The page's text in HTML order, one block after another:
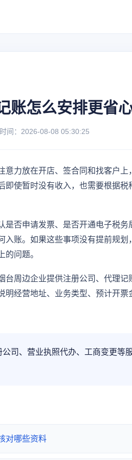
账怎么安排更省心
间：2026-08-08 05:30:25
力放在开店、签合同和找客户上
即使暂时没有收入，也需要根据税
是否申请发票、是否开通电子税务
入账。如果这些事项没有提前规划
的问题。
台周边企业提供注册公司、代理记
明经营地址、业务类型、预计开票
司、营业执照代办、工商变更等
对哪些资料